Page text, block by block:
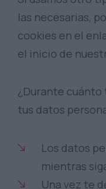
las necesarias,
cookies en el
el inicio de
¿Durante
tus datos
Los datos
mientras
Una vez te